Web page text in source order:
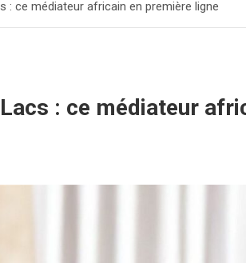
: ce médiateur africain en première ligne
: ce médiateur